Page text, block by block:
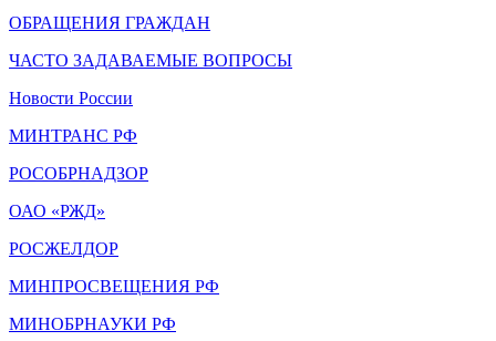
ОБРАЩЕНИЯ ГРАЖДАН
ЧАСТО ЗАДАВАЕМЫЕ ВОПРОСЫ
Новости России
МИНТРАНС РФ
РОСОБРНАДЗОР
ОАО «РЖД»
РОСЖЕЛДОР
МИНПРОСВЕЩЕНИЯ РФ
МИНОБРНАУКИ РФ